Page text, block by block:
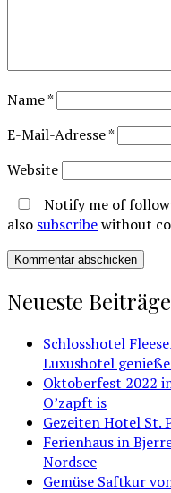
Name*
E-Mail-Adresse*
Website
Notify me of
also subscribewithout
Neueste Beiträge
Schlosshotel
Luxushotel
Oktoberfest 2022
O’zapft is
Gezeiten Hotel St.
Ferienhaus in
Nordsee
Gemüse Saftkur